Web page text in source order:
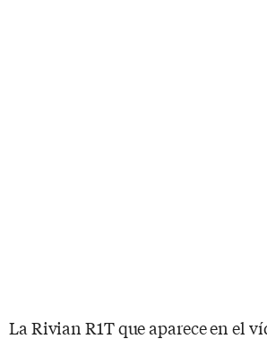
La Rivian R1T que aparece en el